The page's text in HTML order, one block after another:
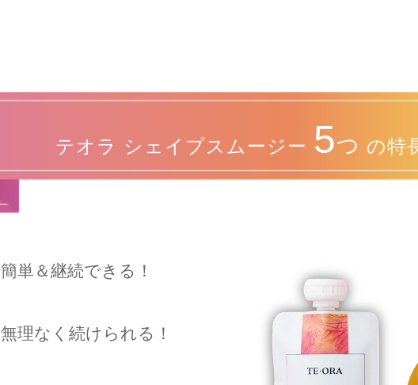
テオラ シェイプスムージー 5つ の特
簡単＆継続できる！
無理なく続けられる！